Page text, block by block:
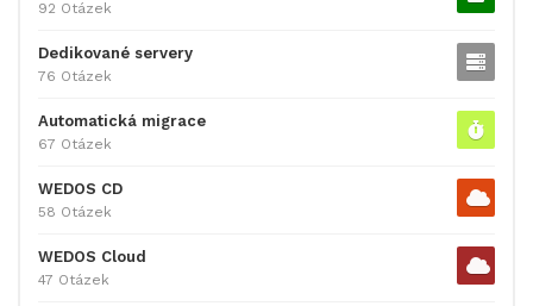
92 Otázek
Dedikované servery
76 Otázek
Automatická migrace
67 Otázek
WEDOS CD
58 Otázek
WEDOS Cloud
47 Otázek